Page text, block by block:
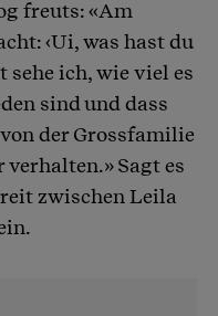
freuts: «Am
‹Ui, was hast du
sehe ich, wie viel es
sind und dass
der Grossfamilie
Sagt es
zwischen Leila